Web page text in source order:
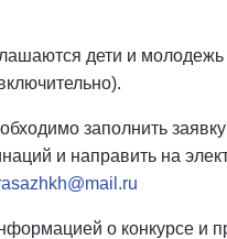
дети и молодежь
заполнить
и направить на
о конкурсе и